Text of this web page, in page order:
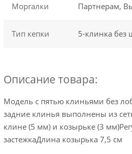
Моргалки Партнерам,
Тип кепки 5-клинка без
Описание товара:
Модель с пятью клиньями без
задние клинья выполнены из
клине (5 мм) и козырьке (3
застежкаДлина козырька 7,5 см